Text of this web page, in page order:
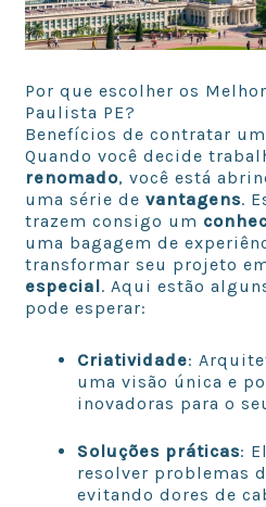
Por que escolher os
Paulista PE?
Benefícios de contratar
Quando você decide
renomado, você está
uma série devantagens.
trazem consigo um
uma bagagem de
transformar seu projeto
especial. Aqui estão
pode esperar:
Criatividade:
uma visão única e
inovadoras para o
Soluções práticas:
resolver problemas
evitando dores de